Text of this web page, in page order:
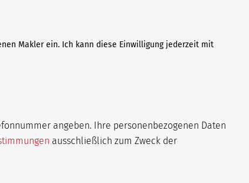
Makler ein. Ich kann diese Einwilligung jederzeit mit
angeben. Ihre personenbezogenen Daten
ausschließlich zum Zweck der